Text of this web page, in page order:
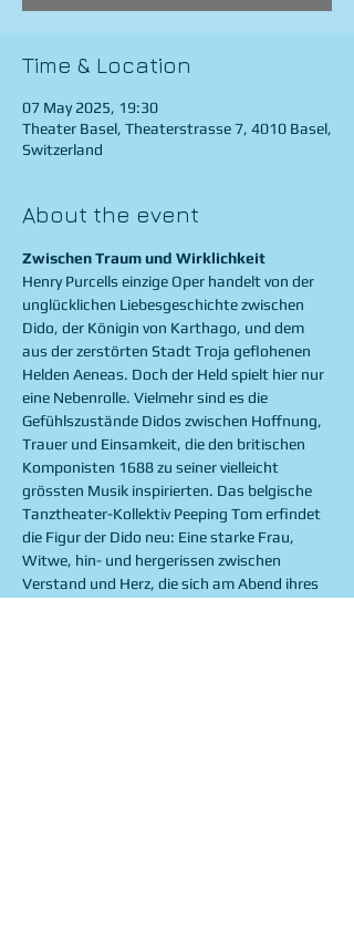
Time & Location
07 May 2025, 19:30
Theater Basel, Theaterstrasse 7, 4010 Basel,
Switzerland
About the event
Zwischen Traum und Wirklichkeit
Henry Purcells einzige Oper handelt von der
unglücklichen Liebesgeschichte zwischen
Dido, der Königin von Karthago, und dem
aus der zerstörten Stadt Troja geflohenen
Helden Aeneas. Doch der Held spielt hier nur
eine Nebenrolle. Vielmehr sind es die
Gefühlszustände Didos zwischen Hoffnung,
Trauer und Einsamkeit, die den britischen
Komponisten 1688 zu seiner vielleicht
grössten Musik inspirierten. Das belgische
Tanztheater-Kollektiv Peeping Tom erfindet
die Figur der Dido neu: Eine starke Frau,
Witwe, hin- und hergerissen zwischen
Verstand und Herz, die sich am Abend ihres